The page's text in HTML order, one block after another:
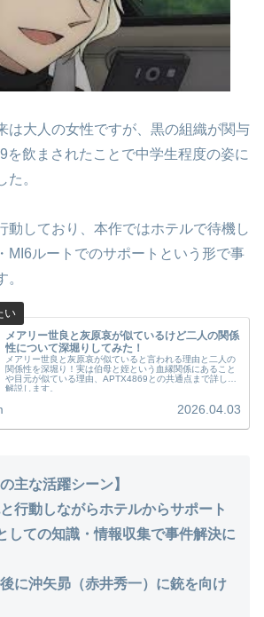
は大人の女性ですが、黒の組織が関与
を飲まされたことで中学生程度の姿に
。
動しており、本作ではホテルで待機し
MI6ルートでのサポートという形で事
メアリー世良と灰原哀が似ているけど二人の関係
性について深堀りしてみた！
メアリー世良と灰原哀が似ていると言われる理由と二人の
関係性を深堀り！実は伯母と姪という血縁関係にあること
や目元が似ている理由、APTX4869との共通点まで詳しく
解説します。
2026.04.03
主な活躍シーン】
行動しながらホテルからサポート
しての知識・情報収集で事件解決に
に沖矢昴（赤井秀一）に銃を向け